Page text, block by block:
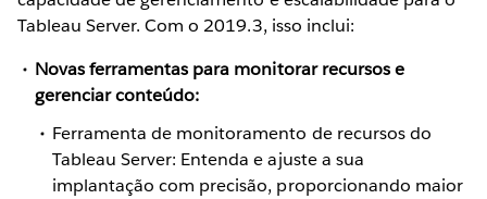
Tableau Server. Com o 2019.3, isso inclui:
Novas ferramentas para monitorar recursos e
gerenciar conteúdo:
Ferramenta de monitoramento de recursos do
Tableau Server: Entenda e ajuste a sua
implantação com precisão, proporcionando maior